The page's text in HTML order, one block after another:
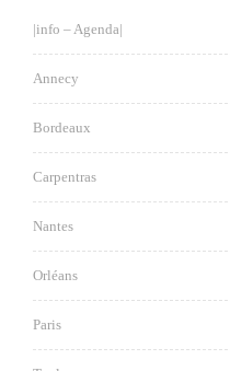
|info – Agenda|
Annecy
Bordeaux
Carpentras
Nantes
Orléans
Paris